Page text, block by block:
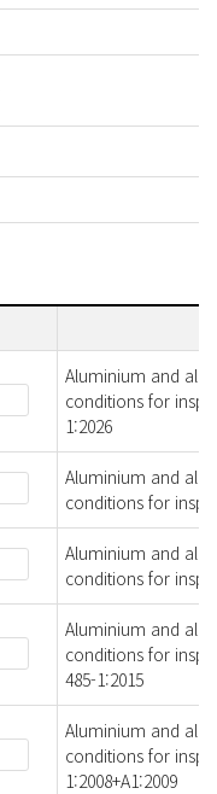
Aluminium and
conditions for
1:2026
Aluminium and
conditions for
Aluminium and
conditions for
Aluminium and
conditions for
485-1:2015
Aluminium and
conditions for
1:2008+A1:2009